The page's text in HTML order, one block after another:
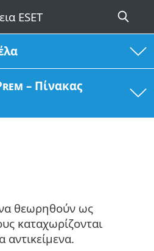
– Πίνακας
θεωρηθούν ως
καταχωρίζονται
αντικείμενα.